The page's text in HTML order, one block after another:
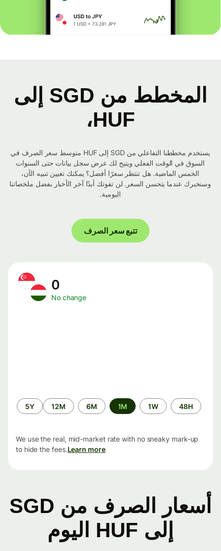
المخطط من SGD إلى
HUF،
يستخدم مخططنا التفاعلي من SGD إلى HUF متوسط ​​سعر الصرف في
السوق في الوقت الفعلي ويتيح لك عرض سجل بيانات حتى السنوات
الخمس الماضية. هل تنتظر سعرًا أفضل؟ يمكنك تعيين تنبيه الآن،
وسنخبرك عندما يتحسن السعر. لن تفوتك أبدًا آخر الأخبار بفضل ملخصاتنا
اليومية.
تتبع سعر الصرف
No change
الفترة
الزمنية
48H
1W
1M
6M
12M
5Y
We use the real, mid-market rate with no sneaky mark-up
to hide the fees.Learn more
أسعار الصرف من SGD
إلى HUF اليوم